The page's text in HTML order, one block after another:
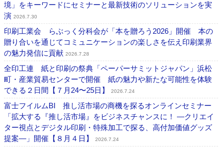
境」をキーワードにセミナーと最新技術のソリューションを実
演 2026.7.30
印刷工業会 らぶっく分科会が「本を贈ろう2026」開催 本の
贈り合いを通じてコミュニケーションの楽しさを伝え印刷業界
の魅力発信に貢献 2026.7.28
全印工連 紙と印刷の祭典「ペーパーサミットジャパン」浜松
町・産業貿易センターで開催 紙の魅力や新たな可能性を体験
できる２日間【７月24〜25日】
2026.7.24
富士フイルムBI 推し活市場の商機を探るオンラインセミナー
「拡大する『推し活市場』をビジネスチャンスに！ ―クリエイ
ター視点とデジタル印刷・特殊加工で探る、高付加価値グッズ
提案―」開催【８月４日】
2026.7.24